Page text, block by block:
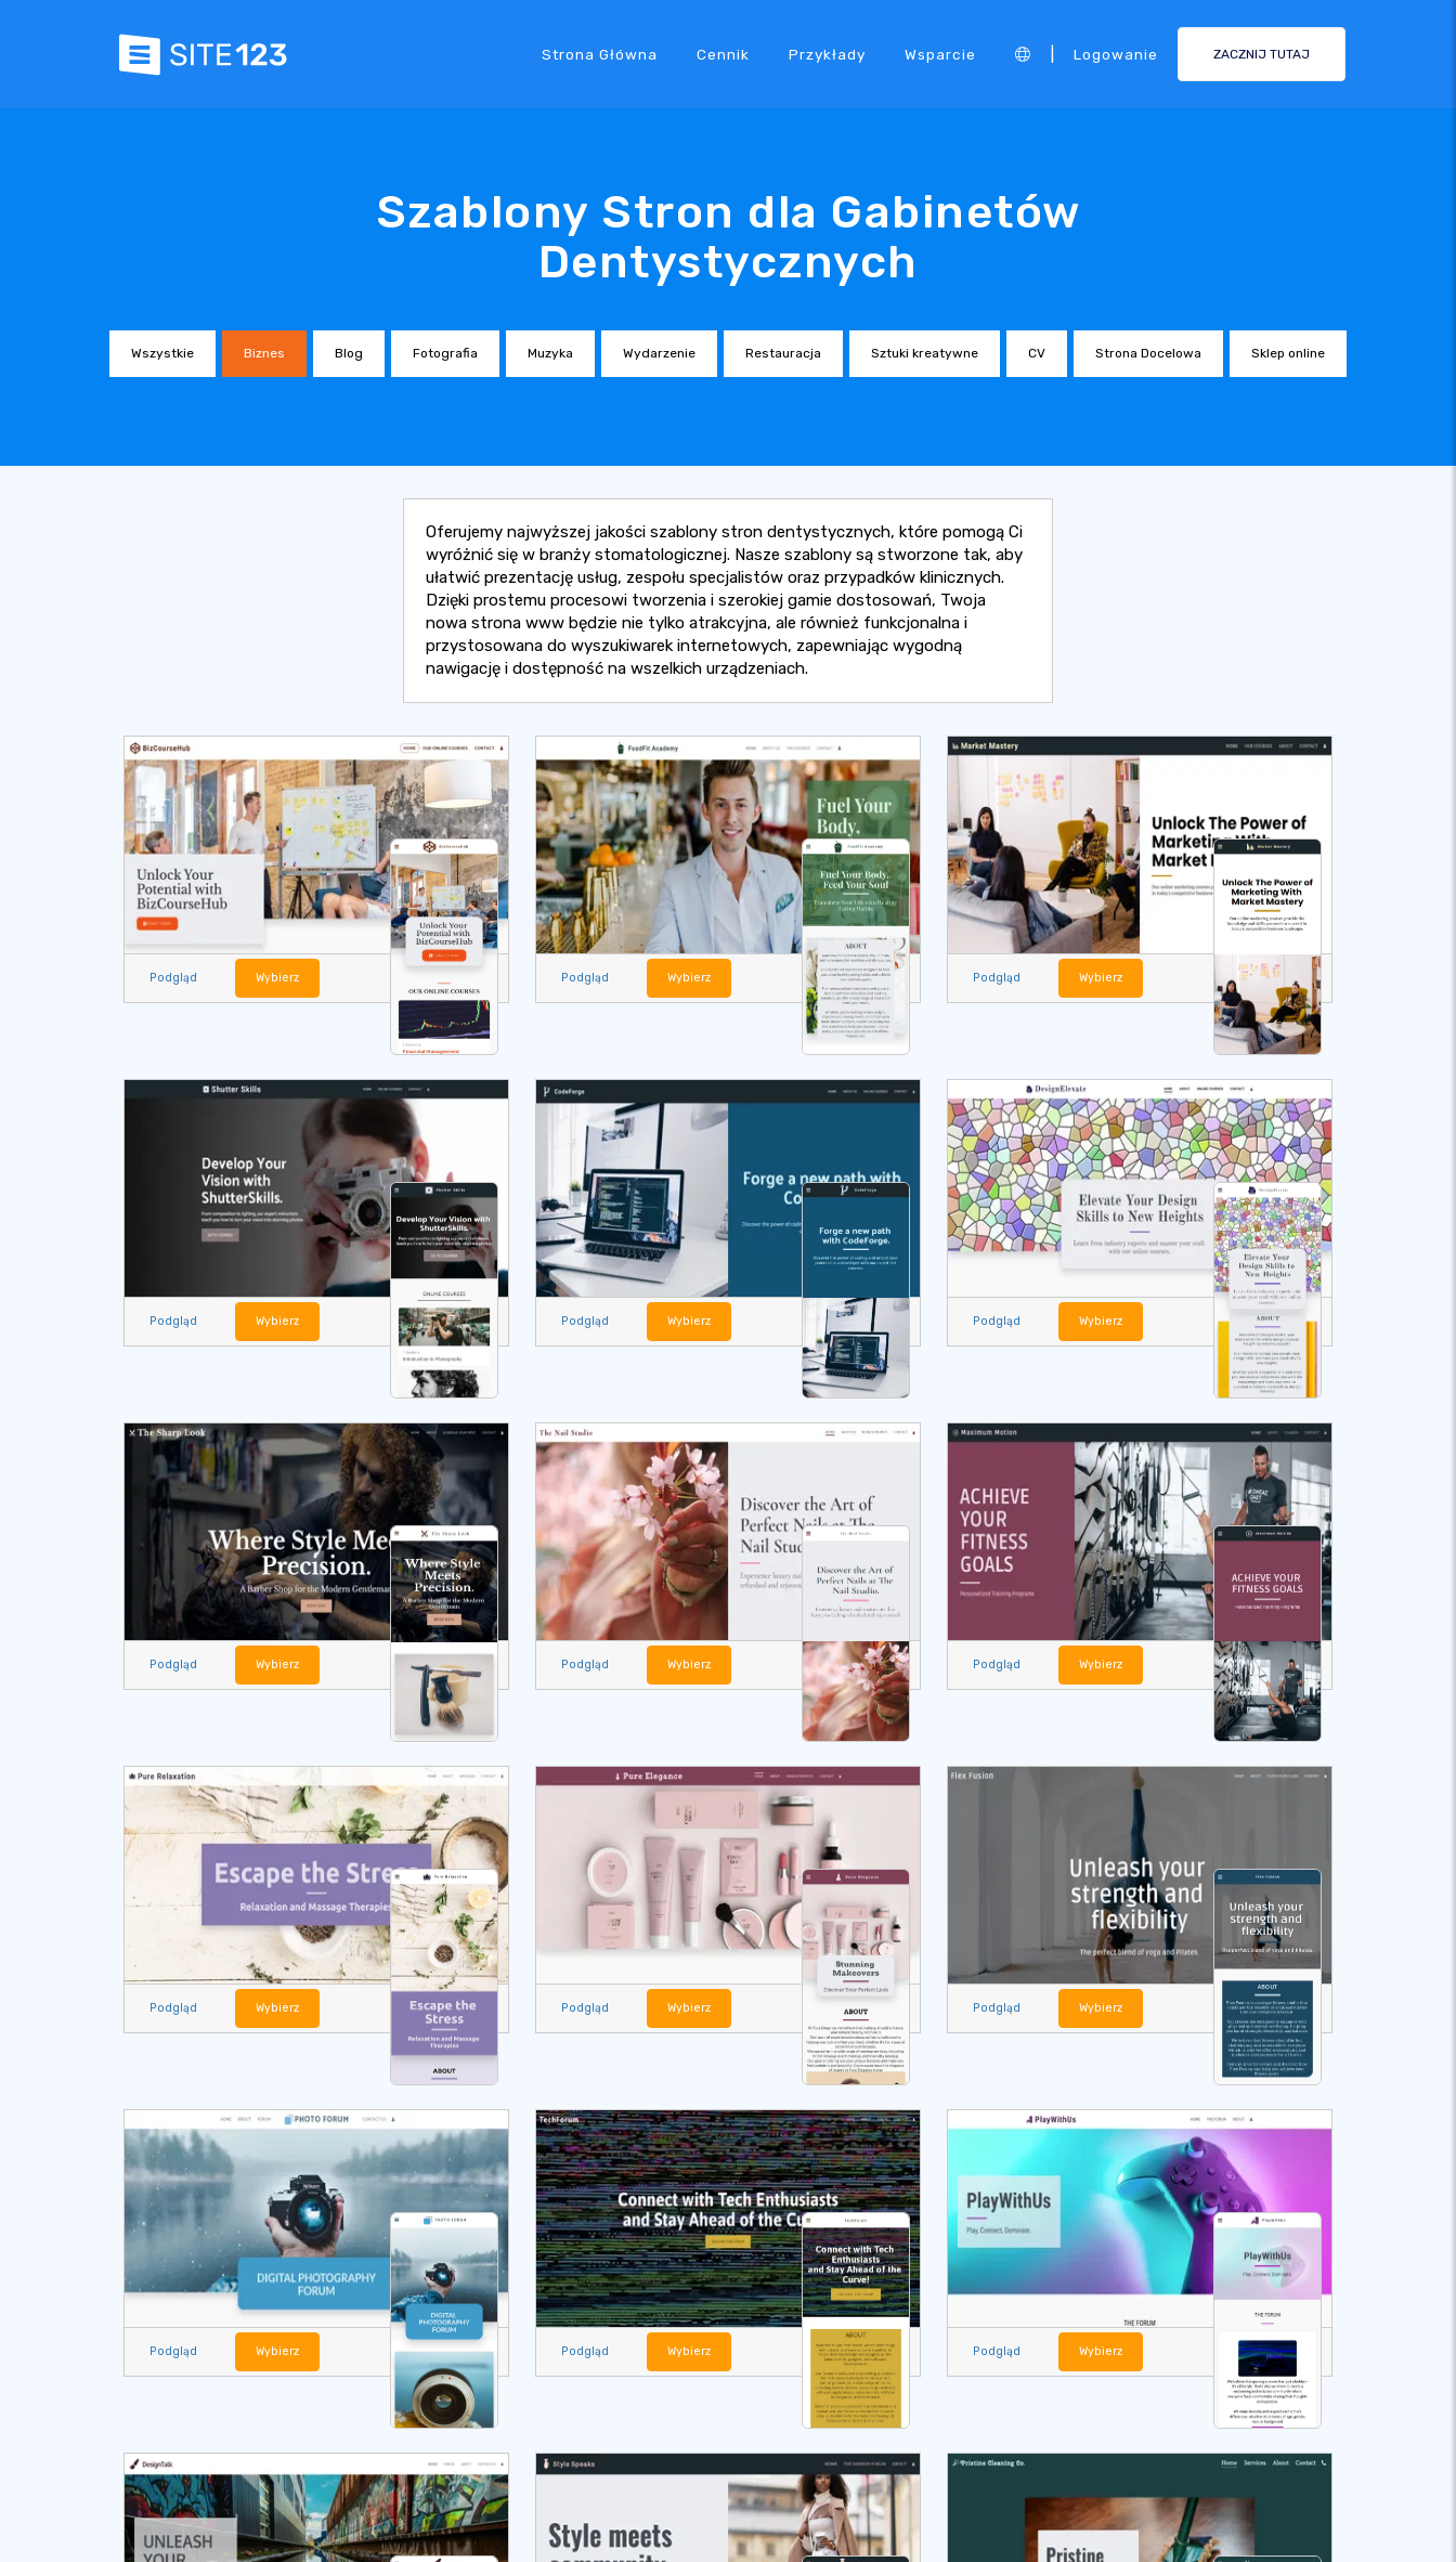
Strona Główna Cennik Przykłady Wsparcie Logowanie ZACZNIJ TUTAJ
Szablony Stron dla Gabinetów
Dentystycznych
Wszystkie Biznes Blog Fotografia Muzyka Wydarzenie Restauracja Sztuki kreatywne CV Strona Docelowa Sklep online
Oferujemy najwyższej jakości szablony stron dentystycznych, które pomogą Ci
wyróżnić się w branży stomatologicznej. Nasze szablony są stworzone tak, aby
ułatwić prezentację usług, zespołu specjalistów oraz przypadków klinicznych.
Dzięki prostemu procesowi tworzenia i szerokiej gamie dostosowań, Twoja
nowa strona www będzie nie tylko atrakcyjna, ale również funkcjonalna i
przystosowana do wyszukiwarek internetowych, zapewniając wygodną
nawigację i dostępność na wszelkich urządzeniach.
Podgląd Wybierz Podgląd Wybierz Podgląd Wybierz
Podgląd Wybierz Podgląd Wybierz Podgląd Wybierz
Podgląd Wybierz Podgląd Wybierz Podgląd Wybierz
Podgląd Wybierz Podgląd Wybierz Podgląd Wybierz
Podgląd Wybierz Podgląd Wybierz Podgląd Wybierz